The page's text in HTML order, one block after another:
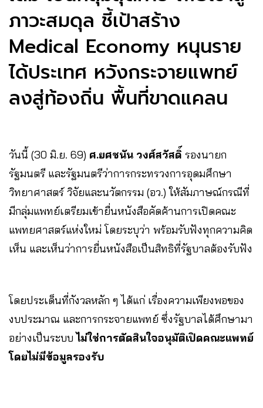
ภาวะสมดุล ชี้เป้าสร้าง
Medical Economy หนุนราย
ได้ประเทศ หวังกระจายแพทย์
ลงสู่ท้องถิ่น พื้นที่ขาดแคลน
วันนี้ (30 มิ.ย. 69) ศ.ยศชนัน วงศ์สวัสดิ์ รองนายก
รัฐมนตรี และรัฐมนตรีว่าการกระทรวงการอุดมศึกษา
วิทยาศาสตร์ วิจัยและนวัตกรรม (อว.) ให้สัมภาษณ์กรณีที่
มีกลุ่มแพทย์เตรียมเข้ายื่นหนังสือคัดค้านการเปิดคณะ
แพทยศาสตร์แห่งใหม่ โดยระบุว่า พร้อมรับฟังทุกความคิด
เห็น และเห็นว่าการยื่นหนังสือเป็นสิทธิที่รัฐบาลต้องรับฟัง
โดยประเด็นที่กังวลหลัก ๆ ได้แก่ เรื่องความเพียงพอของ
งบประมาณ และการกระจายแพทย์ ซึ่งรัฐบาลได้ศึกษามา
อย่างเป็นระบบไม่ใช่การตัดสินใจอนุมัติเปิดคณะแพทย์
โดยไม่มีข้อมูลรองรับ